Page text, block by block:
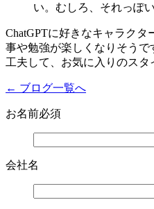
い。むしろ、それっぽ
ChatGPTに好きなキャラク
事や勉強が楽しくなりそう
工夫して、お気に入りのスタ
← ブログ一覧へ
お名前必須
会社名